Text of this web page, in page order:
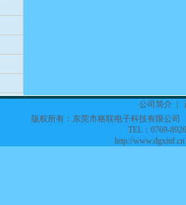
公司简介|
版权所有：东莞市格联电子科技有限
TEL：0769-
http://